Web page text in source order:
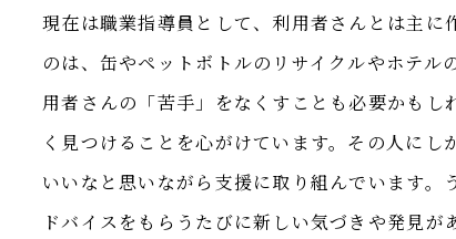
現在は職業指導員として、利用者さんとは主に
のは、缶やペットボトルのリサイクルやホテ
用者さんの「苦手」をなくすことも必要かも
く見つけることを心がけています。その人に
いいなと思いながら支援に取り組んでいます
ドバイスをもらうたびに新しい気づきや発見